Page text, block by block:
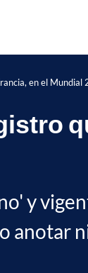
en el Mundial
y
anotar